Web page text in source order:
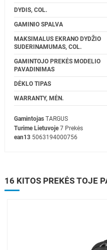
DYDIS, COL.
GAMINIO SPALVA
MAKSIMALUS EKRANO DYDŽIO
SUDERINAMUMAS, COL.
GAMINTOJO PREKĖS MODELIO
PAVADINIMAS
DĖKLO TIPAS
WARRANTY, MĖN.
Gamintojas TARGUS
Turime Lietuvoje 7 Prekės
ean13 5063194000756
16 KITOS PREKĖS TOJE